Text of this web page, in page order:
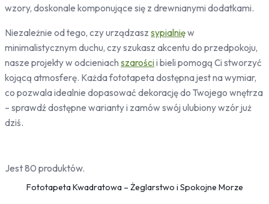
Berlin
Wrocław
Liście
Bambus
Drzewa
Jedzenie
Owoce
wzory, doskonale komponujące się z drewnianymi dodatkami.
Niezależnie od tego, czy urządzasz sypialnięw
minimalistycznym duchu, czy szukasz akcentu do przedpokoju,
nasze projekty w odcieniach szarościi bieli pomogą Ci stworzyć
kojącą atmosferę. Każda fototapeta dostępna jest na wymiar,
co pozwala idealnie dopasować dekorację do Twojego wnętrza
– sprawdź dostępne warianty i zamów swój ulubiony wzór już
dziś.
Jest 80 produktów.
Fototapeta Kwadratowa – Żeglarstwo i Spokojne Morze